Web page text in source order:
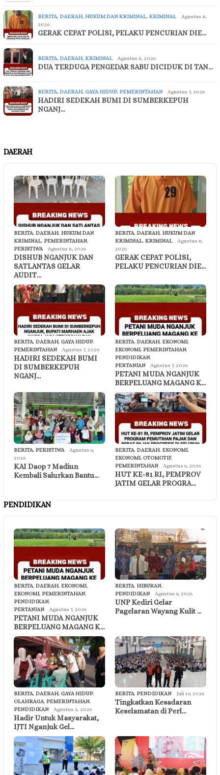
BERITA, DAERAH, HUKUM DAN KRIMINAL, KRIMINAL
Agustus 8,
2026
GERAK CEPAT POLISI, PELAKU PENCURIAN DIE…
BERITA, DAERAH, KRIMINAL Agustus 8, 2026
DUA TERDUGA PENGEDAR SABU DICIDUK DI TAN…
BERITA, DAERAH, GAYA HIDUP, PEMERINTAHAN Agustus 7, 2026
HADIRI SEDEKAH BUMI DI SUMBERKEPUH
NGANJ…
DAERAH
BERITA, DAERAH, HUKUM DAN
KRIMINAL, PEMERINTAHAN,
PERISTIWA
Agustus 8, 2026
DISHUB NGANJUK DAN
SATLANTAS GELAR
AUDIT…
BERITA, DAERAH, HUKUM DAN
KRIMINAL, KRIMINAL
Agustus 8,
2026
GERAK CEPAT POLISI,
PELAKU PENCURIAN DIE…
BERITA, DAERAH, GAYA HIDUP,
PEMERINTAHAN
Agustus 7, 2026
HADIRI SEDEKAH BUMI
DI SUMBERKEPUH
NGANJ…
BERITA, DAERAH, EKONOMI,
EKONOMI, PEMERINTAHAN,
PENDIDIKAN,
PERTANIAN
Agustus 7, 2026
PETANI MUDA NGANJUK
BERPELUANG MAGANG K…
BERITA, PERISTIWA
Agustus 6,
2026
KAI Daop 7 Madiun
Kembali Salurkan Bantu…
BERITA, DAERAH, EKONOMI,
EKONOMI, OTOMOTIF,
PEMERINTAHAN
Agustus 6, 2026
HUT KE-81 RI, PEMPROV
JATIM GELAR PROGRA…
PENDIDIKAN
BERITA, DAERAH, EKONOMI,
EKONOMI, PEMERINTAHAN,
PENDIDIKAN,
PERTANIAN
Agustus 7, 2026
PETANI MUDA NGANJUK
BERPELUANG MAGANG K…
BERITA, HIBURAN,
PENDIDIKAN
Agustus 6, 2026
UNP Kediri Gelar
Pagelaran Wayang Kulit …
BERITA, DAERAH, GAYA HIDUP,
OLAHRAGA, PEMERINTAHAN,
PENDIDIKAN
Agustus 2, 2026
Hadir Untuk Masyarakat,
IJTI Nganjuk Gel…
BERITA, PENDIDIKAN Juli 19, 2026
Tingkatkan Kesadaran
Keselamatan di Perl…